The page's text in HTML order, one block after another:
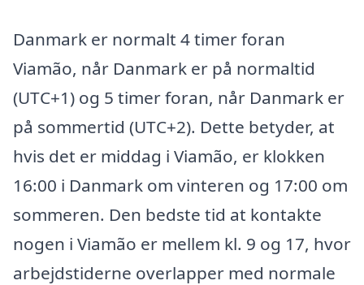
Danmark er normalt 4 timer foran
Viamão, når Danmark er på normaltid
(UTC+1) og 5 timer foran, når Danmark er
på sommertid (UTC+2). Dette betyder, at
hvis det er middag i Viamão, er klokken
16:00 i Danmark om vinteren og 17:00 om
sommeren. Den bedste tid at kontakte
nogen i Viamão er mellem kl. 9 og 17, hvor
arbejdstiderne overlapper med normale